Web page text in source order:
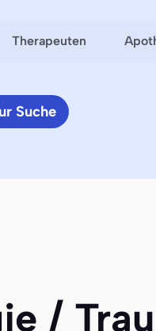
Therapeuten
Suche
/